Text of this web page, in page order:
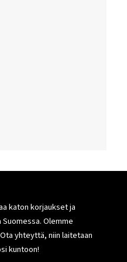
katon korjaukset ja
Olemme
yhteyttä, niin laitetaan
kuntoon!